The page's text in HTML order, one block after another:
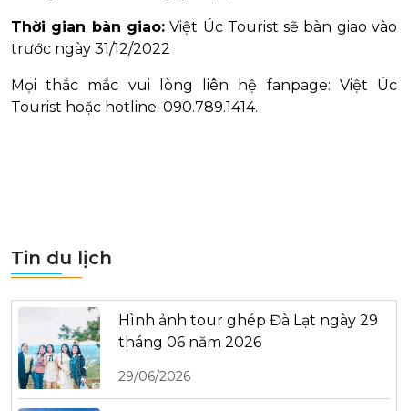
Thời gian bàn giao:Việt Úc Tourist sẽ bàn giao vào
trước ngày 31/12/2022
Mọi thắc mắc vui lòng liên hệ fanpage: Việt Úc
Tourist hoặc hotline: 090.789.1414.
Tin du lịch
Hình ảnh tour ghép Đà Lạt ngày 29
tháng 06 năm 2026
29/06/2026